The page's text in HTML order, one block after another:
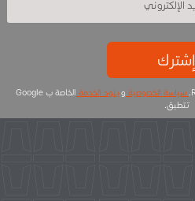
إشترك
سياسة الخصوصية وبنود الخدمة
الخاصة ب Google
تتطبق.